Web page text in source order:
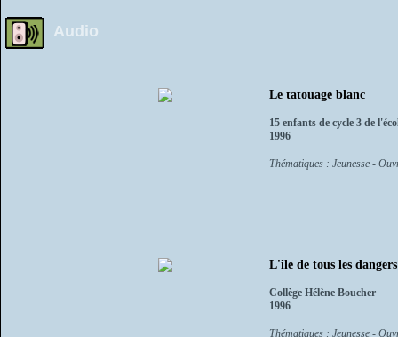
Audio
Le tatouage blanc
15 enfants de cycle 3 de
1996
Thématiques : Jeunesse -
L'île de tous les
Collège Hélène Boucher
1996
Thématiques : Jeunesse -